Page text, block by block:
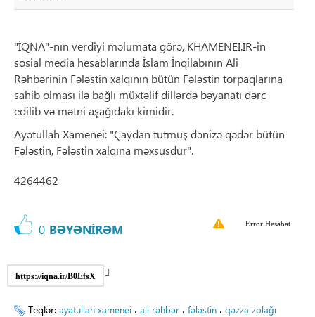
"İQNA"-nın verdiyi məlumata görə, KHAMENEI.IR-in
sosial media hesablarında İslam İnqilabının Ali
Rəhbərinin Fələstin xalqının bütün Fələstin torpaqlarına
sahib olması ilə bağlı müxtəlif dillərdə bəyanatı dərc
edilib və mətni aşağıdakı kimidir.
Ayətullah Xamenei: "Çaydan tutmuş dənizə qədər bütün
Fələstin, Fələstin xalqına məxsusdur".
4264462
0 BƏYƏNİRƏM Error Hesabat
https://iqna.ir/B0EfsX
Teqlər: ayətullah xamenei ، ali rəhbər ، fələstin ، qəzza zolağı